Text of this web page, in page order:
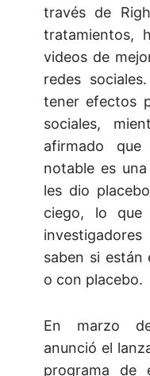
través de
tratamientos,
videos de
redes
tener efectos
sociales,
afirmado
notable es
les dio
ciego, lo
saben si
o con placebo.
En marzo
anunció el
programa de